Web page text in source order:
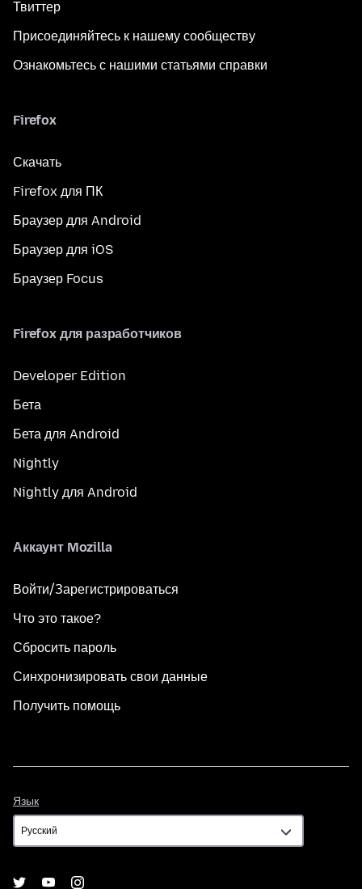
Твиттер
Присоединяйтесь к нашему сообществу
Ознакомьтесь с нашими статьями справки
Firefox
Скачать
Firefox для ПК
Браузер для Android
Браузер для iOS
Браузер Focus
Firefox для разработчиков
Developer Edition
Бета
Бета для Android
Nightly
Nightly для Android
Аккаунт Mozilla
Войти/Зарегистрироваться
Что это такое?
Сбросить пароль
Синхронизировать свои данные
Получить помощь
Язык